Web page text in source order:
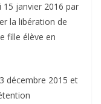
15 janvier 2016 par
la libération de
fille élève en
décembre 2015 et